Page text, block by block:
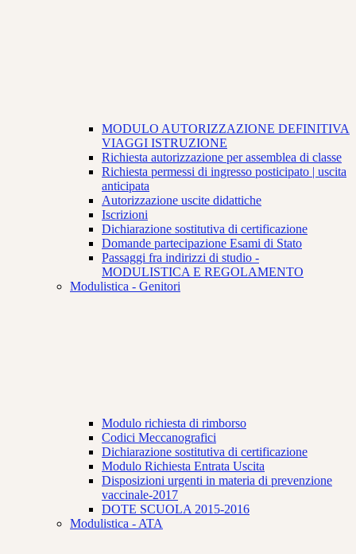
MODULO AUTORIZZAZIONE DEFINITIVA
VIAGGI ISTRUZIONE
Richiesta autorizzazione per assemblea di classe
Richiesta permessi di ingresso posticipato | uscita
anticipata
Autorizzazione uscite didattiche
Iscrizioni
Dichiarazione sostitutiva di certificazione
Domande partecipazione Esami di Stato
Passaggi fra indirizzi di studio -
MODULISTICA E REGOLAMENTO
Modulistica - Genitori
Modulo richiesta di rimborso
Codici Meccanografici
Dichiarazione sostitutiva di certificazione
Modulo Richiesta Entrata Uscita
Disposizioni urgenti in materia di prevenzione
vaccinale-2017
DOTE SCUOLA 2015-2016
Modulistica - ATA